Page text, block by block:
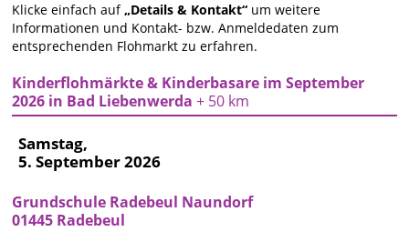
Klicke einfach auf„Details & Kontakt“ um weitere
Informationen und Kontakt- bzw. Anmeldedaten zum
entsprechenden Flohmarkt zu erfahren.
Kinderflohmärkte & Kinderbasare im September
2026 in Bad Liebenwerda+ 50 km
Samstag,
5. September 2026
Grundschule Radebeul Naundorf
01445 Radebeul